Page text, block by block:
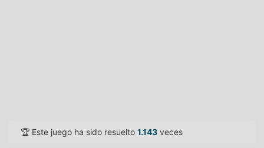
🏆 Este juego ha sido resuelto 1.143 veces